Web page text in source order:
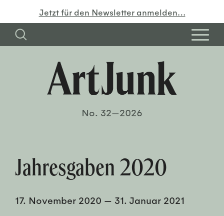
Jetzt für den Newsletter anmelden…
No. 32—2026
Jahresgaben 2020
17. November 2020 — 31. Januar 2021